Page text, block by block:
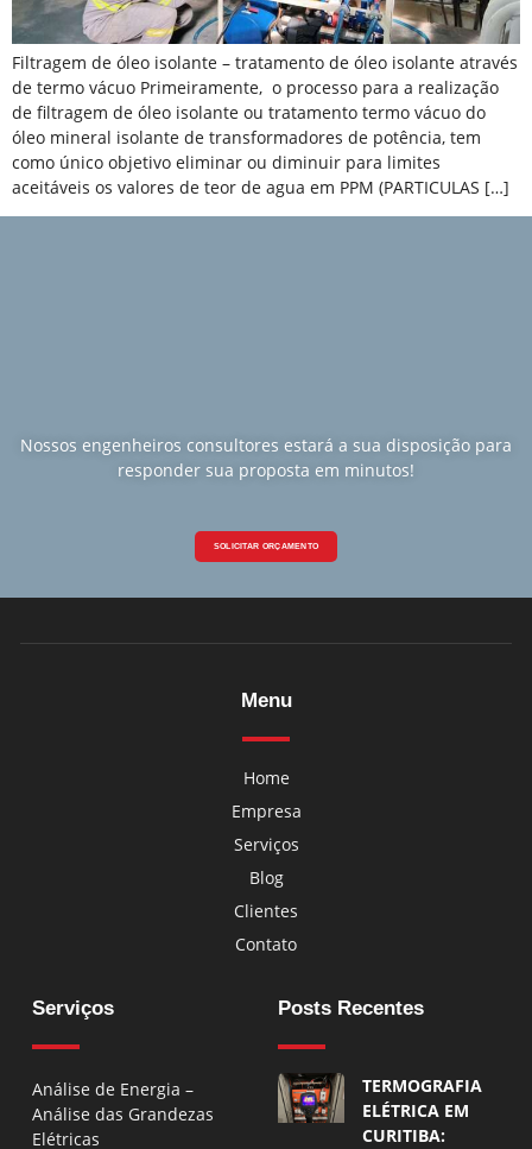
Filtragem de óleo isolante – tratamento de óleo isolante através
de termo vácuo Primeiramente, o processo para a realização
de filtragem de óleo isolante ou tratamento termo vácuo do
óleo mineral isolante de transformadores de potência, tem
como único objetivo eliminar ou diminuir para limites
aceitáveis os valores de teor de agua em PPM (PARTICULAS […]
Nossos engenheiros consultores estará a sua disposição para
responder sua proposta em minutos!
SOLICITAR ORÇAMENTO
Menu
Home
Empresa
Serviços
Blog
Clientes
Contato
Serviços
Análise de Energia –
Análise das Grandezas
Elétricas
Posts Recentes
TERMOGRAFIA
ELÉTRICA EM
CURITIBA: